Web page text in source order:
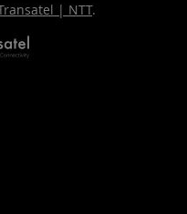
| NTT.